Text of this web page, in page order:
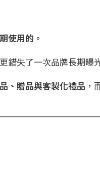
使用的。
錯失了一次品牌長期曝
、贈品與客製化禮品 ，